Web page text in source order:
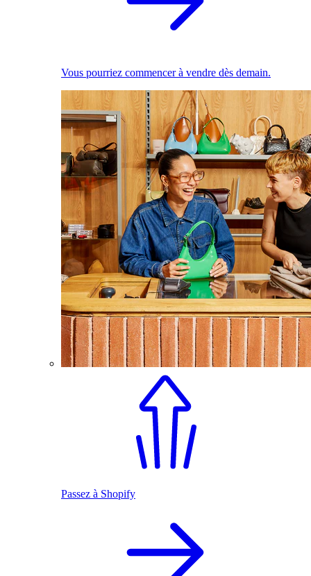
Vous pourriez commencer à vendre dès demain.
Passez à Shopify